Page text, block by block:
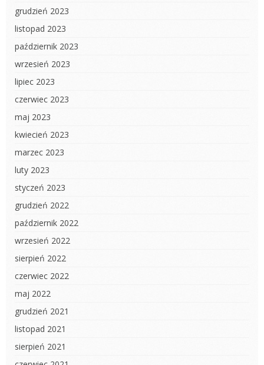
grudzień 2023
listopad 2023
październik 2023
wrzesień 2023
lipiec 2023
czerwiec 2023
maj 2023
kwiecień 2023
marzec 2023
luty 2023
styczeń 2023
grudzień 2022
październik 2022
wrzesień 2022
sierpień 2022
czerwiec 2022
maj 2022
grudzień 2021
listopad 2021
sierpień 2021